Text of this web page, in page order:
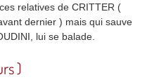
relatives de CRITTER (
dernier ) mais qui sauve
lui se balade.
)